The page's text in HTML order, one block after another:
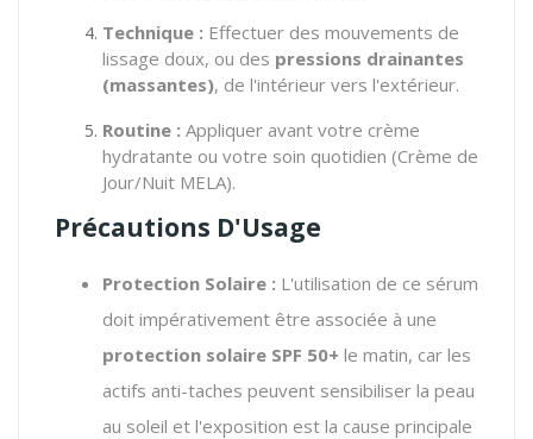
Technique : Effectuer des mouvements de
lissage doux, ou des pressions drainantes
(massantes), de l'intérieur vers l'extérieur.
Routine : Appliquer avant votre crème
hydratante ou votre soin quotidien (Crème de
Jour/Nuit MELA).
Précautions D'Usage
Protection Solaire : L'utilisation de ce sérum
doit impérativement être associée à une
protection solaire SPF 50+ le matin, car les
actifs anti-taches peuvent sensibiliser la peau
au soleil et l'exposition est la cause principale